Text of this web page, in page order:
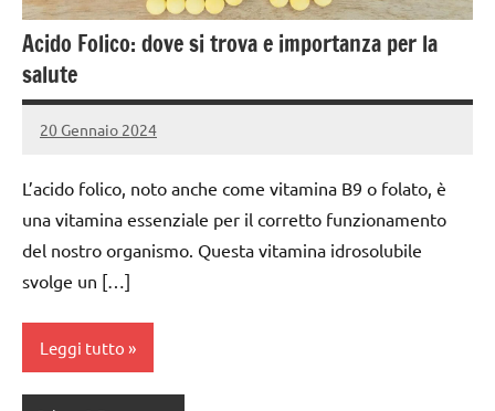
Acido Folico: dove si trova e importanza per la
salute
20 Gennaio 2024
admin4671
L’acido folico, noto anche come vitamina B9 o folato, è
una vitamina essenziale per il corretto funzionamento
del nostro organismo. Questa vitamina idrosolubile
svolge un […]
Leggi tutto